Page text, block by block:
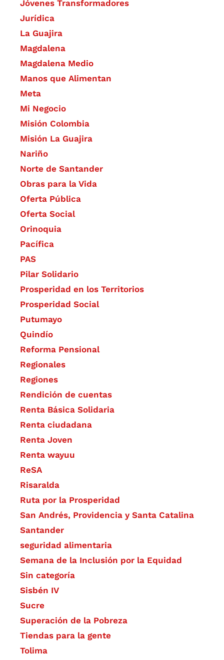
Jóvenes Transformadores
Jurídica
La Guajira
Magdalena
Magdalena Medio
Manos que Alimentan
Meta
Mi Negocio
Misión Colombia
Misión La Guajira
Nariño
Norte de Santander
Obras para la Vida
Oferta Pública
Oferta Social​​
Orinoquia
Pacífica
PAS
Pilar Solidario
Prosperidad en los Territorios
Prosperidad Social
Putumayo
Quindío
Reforma Pensional
Regionales
Regiones
Rendición de cuentas
Renta Básica Solidaria
Renta ciudadana
Renta Joven
Renta wayuu
ReSA
Risaralda
Ruta por la Prosperidad
San Andrés, Providencia y Santa Catalina
Santander
seguridad alimentaria
Semana de la Inclusión por la Equidad
Sin categoría
Sisbén IV
Sucre
Superación de la Pobreza
Tiendas para la gente
Tolima